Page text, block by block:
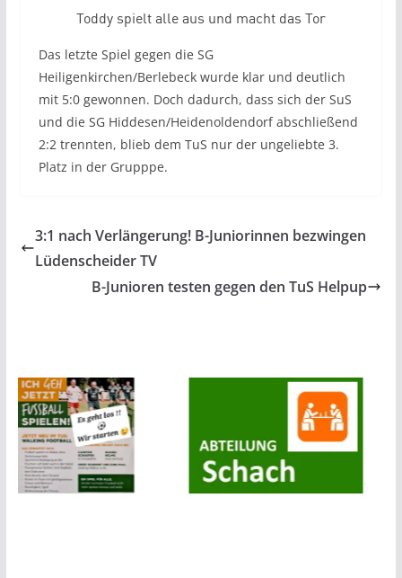
Toddy spielt alle aus und macht das Tor
Das letzte Spiel gegen die SG
Heiligenkirchen/Berlebeck wurde klar und deutlich
mit 5:0 gewonnen. Doch dadurch, dass sich der SuS
und die SG Hiddesen/Heidenoldendorf abschließend
2:2 trennten, blieb dem TuS nur der ungeliebte 3.
Platz in der Grupppe.
3:1 nach Verlängerung! B-Juniorinnen bezwingen
Lüdenscheider TV
B-Junioren testen gegen den TuS Helpup